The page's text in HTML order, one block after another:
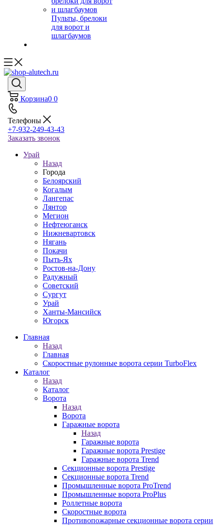
Пульты, брелоки
для ворот и
шлагбаумов
Корзина0 0
Телефоны
+7-932-249-43-43
Заказать звонок
Урай
Назад
Города
Белоярский
Когалым
Лангепас
Лянтор
Мегион
Нефтеюганск
Нижневартовск
Нягань
Покачи
Пыть-Ях
Рoстов-на-Дону
Радужный
Советский
Сургут
Урай
Ханты-Мансийск
Югорск
Главная
Назад
Главная
Скоростные рулонные ворота серии TurboFlex
Каталог
Назад
Каталог
Ворота
Назад
Ворота
Гаражные ворота
Назад
Гаражные ворота
Гаражные ворота Prestige
Гаражные ворота Trend
Секционные ворота Prestige
Секционные ворота Trend
Промышленные ворота ProTrend
Промышленные ворота ProPlus
Роллетные ворота
Скоростные ворота
Противопожарные секционные ворота серии